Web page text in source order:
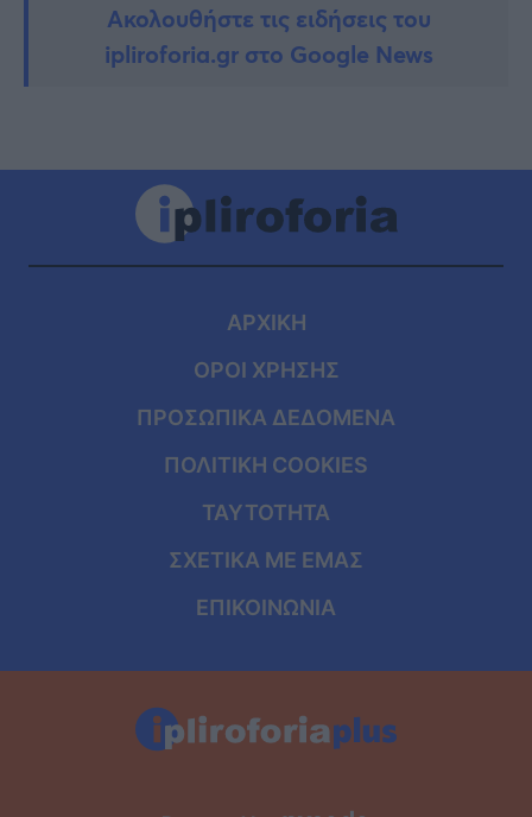
Ακολουθήστε τις ειδήσεις του
ipliroforia.gr στο Google News
ΑΡΧΙΚΗ
ΟΡΟΙ ΧΡΗΣΗΣ
ΠΡΟΣΩΠΙΚΑ ΔΕΔΟΜΕΝΑ
ΠΟΛΙΤΙΚΗ COOKIES
ΤΑΥΤΟΤΗΤΑ
ΣΧΕΤΙΚΑ ΜΕ ΕΜΑΣ
ΕΠΙΚΟΙΝΩΝΙΑ